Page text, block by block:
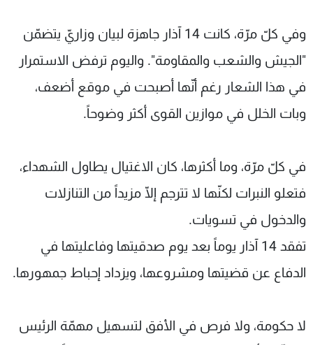
وفي كلّ مرّة، كانت 14 آذار جاهزة لبيان وزاريّ يتضمّن
"الجيش والشعب والمقاومة". واليوم ترفض الاستمرار
في هذا الشعار رغم أنّها أصبحت في موقع أضعف،
وبات الخلل في موازين القوى أكثر وضوحاً.
في كلّ مرّة، وما أكثرها، كان الاغتيال يطاول الشهداء،
فتعلو النبرات لكنّها لا تترجم إلّا مزيداً من التنازلات
والدخول في تسويات.
تفقد 14 آذار يوماً بعد يوم صدقيتها وفاعليتها في
الدفاع عن قضيتها ومشروعها، ويزداد إحباط جمهورها.
لا حكومة، ولا فرص في الأفق لتسهيل مهمّة الرئيس